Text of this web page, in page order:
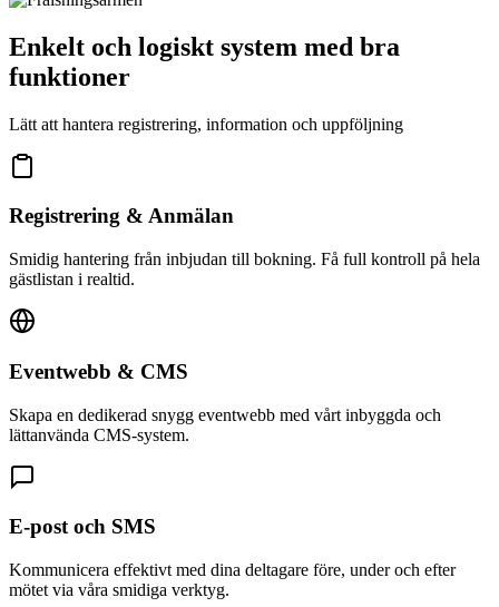
Enkelt och logiskt system med bra
funktioner
Lätt att hantera registrering, information och uppföljning
Registrering & Anmälan
Smidig hantering från inbjudan till bokning. Få full kontroll på hela
gästlistan i realtid.
Eventwebb & CMS
Skapa en dedikerad snygg eventwebb med vårt inbyggda och
lättanvända CMS-system.
E-post och SMS
Kommunicera effektivt med dina deltagare före, under och efter
mötet via våra smidiga verktyg.